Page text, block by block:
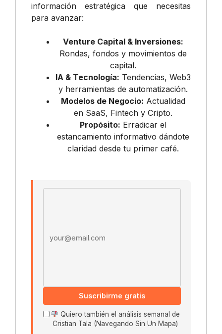
información estratégica que necesitas
para avanzar:
Venture Capital & Inversiones:
Rondas, fondos y movimientos de
capital.
IA & Tecnología: Tendencias, Web3
y herramientas de automatización.
Modelos de Negocio: Actualidad
en SaaS, Fintech y Cripto.
Propósito: Erradicar el
estancamiento informativo dándote
claridad desde tu primer café.
Suscribirme gratis
Quiero también el análisis semanal de
Cristian Tala (Navegando Sin Un Mapa)